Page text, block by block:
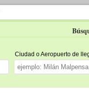
Ciudad o Aeropuerto de